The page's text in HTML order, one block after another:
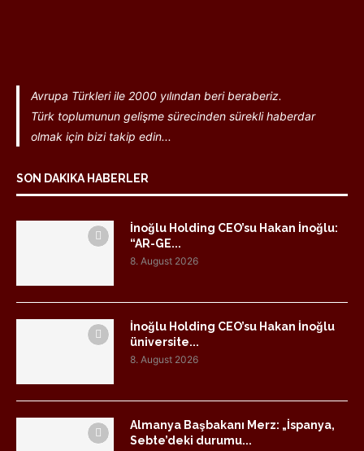
Avrupa Türkleri ile 2000 yılından beri beraberiz.
Türk toplumunun gelişme sürecinden sürekli haberdar
olmak için bizi takip edin...
SON DAKIKA HABERLER
İnoğlu Holding CEO’su Hakan İnoğlu:
“AR-GE...
8. August 2026
İnoğlu Holding CEO’su Hakan İnoğlu
üniversite...
8. August 2026
Almanya Başbakanı Merz: „İspanya,
Sebte’deki durumu...